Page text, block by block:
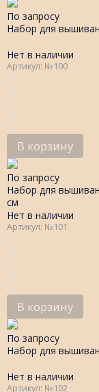
По запросу
Набор для
Нет в наличии
Артикул: №100
В корзину
По запросу
Набор для
см
Нет в наличии
Артикул: №101
В корзину
По запросу
Набор для
Нет в наличии
Артикул: №102